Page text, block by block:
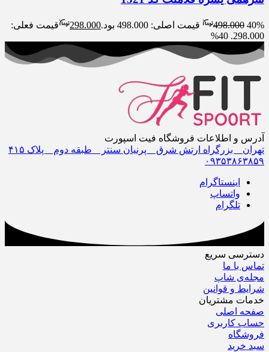
40%
498.000 قیمت اصلی: 498.000 بود. 298.000
قیمت فعلی:
298.000.
40%
آدرس و اطلاعات فروشگاه فیت اسپورت
تهران _ بزرگراه ارتش شرق _ پرنیان سنتر _ طبقه دوم _ پلاک ۴١۵
٠٩٣۵٣٨۶٣٨۵٩
اینستاگرام
واتساپ
تلگرام
دسترسی سریع
تماس با ما
مجله‌ی شاپ
شرایط و قوانین
خدمات مشتریان
صفحه اصلی
حساب کاربری
فروشگاه
سبد خرید